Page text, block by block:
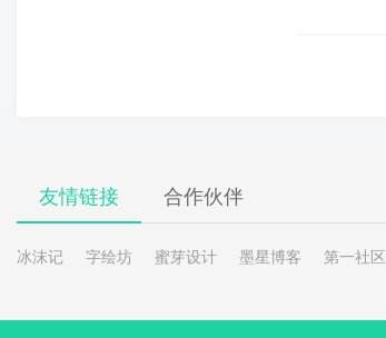
友情链接 合作伙伴
冰沫记 字绘坊 蜜芽设计 墨星博客 第一社区